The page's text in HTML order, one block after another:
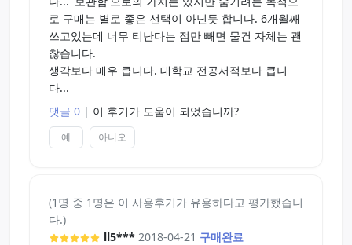
로 구매는 별로 좋은 선택이 아닌듯 합니다. 6개월째
쓰고있는데 너무 티난다는 점만 빼면 물건 자체는 괜
찮습니다.
생각보다 매우 큽니다. 대학교 전공서적보다 큽니
다...
댓글 0 | 이 후기가 도움이 되었습니까?
예 아니오
(1명 중 1명은 이 사용후기가 유용하다고 평가했습니
다.)
ll5*** 2018-04-21 구매완료